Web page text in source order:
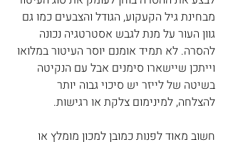
מבחינת גיל הקעקוע, הגודל והצבעים כמו גם
גוון העור על מנת לגבש אסטרטגיה נכונה
להסרה. לא תמיד אומנם יוסר העיטור במלואו
וייתכן שיישארו סימנים אבל עם הנקיטה
בשיטה של לייזר יש סיכוי גבוה יותר
להצלחה, למינימום צלקת או רגישות.
חשוב מאוד לפנות כמובן למכון מומלץ או